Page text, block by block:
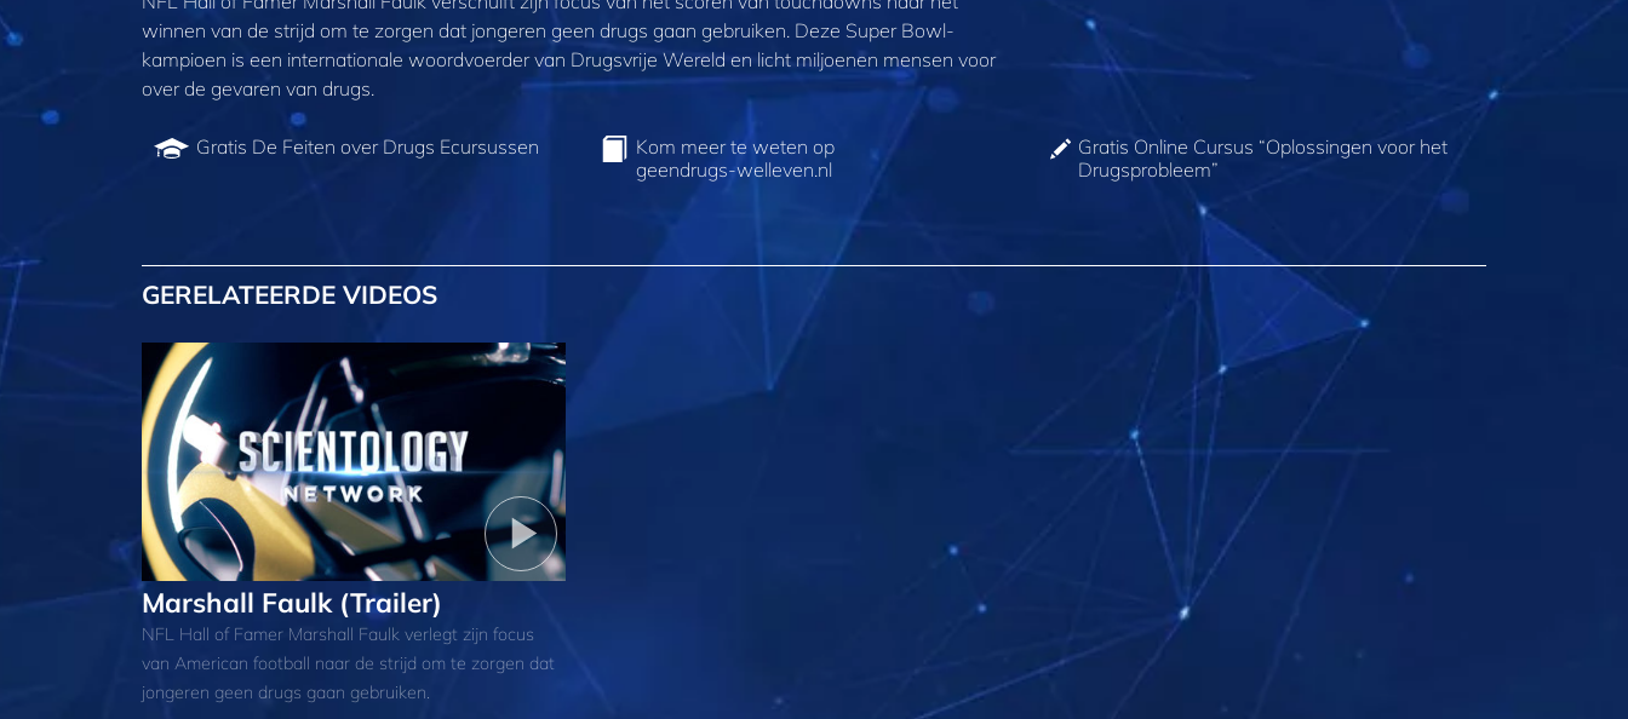
winnen van de strijd om te zorgen dat jongeren geen drugs gaan gebruiken. Deze Super Bowl-
kampioen is een internationale woordvoerder van Drugsvrije Wereld en licht miljoenen mensen voor
over de gevaren van drugs.
Gratis De Feiten over Drugs E­cursussen
Kom meer te weten op
geendrugs‑welleven.nl
Gratis Online Cursus “Oplossingen voor het
Drugsprobleem”
GERELATEERDE VIDEOS
Marshall Faulk (Trailer)
NFL Hall of Famer Marshall Faulk verlegt zijn focus
van American football naar de strijd om te zorgen dat
jongeren geen drugs gaan gebruiken.